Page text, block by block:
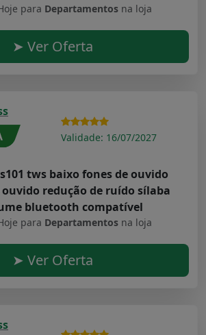
para Departamentos na loja
➤ Ver Oferta
Validade: 16/07/2027
tws baixo fones de ouvido
redução de ruído sílaba
bluetooth compatível
para Departamentos na loja
➤ Ver Oferta